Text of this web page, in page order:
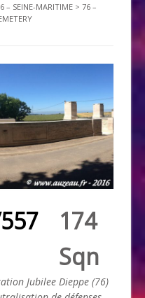
– SEINE-MARITIME > 76 –
174
Sqn
Jubilee Dieppe (76)